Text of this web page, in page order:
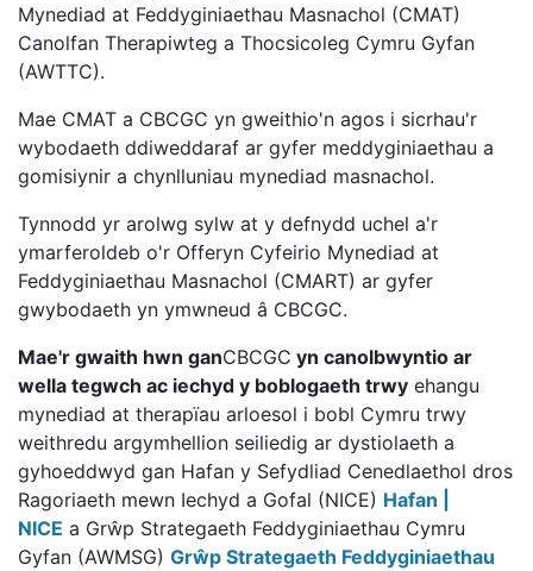
Mynediad at Feddyginiaethau Masnachol (CMAT)
Canolfan Therapiwteg a Thocsicoleg Cymru Gyfan
(AWTTC).
Mae CMAT a CBCGC yn gweithio'n agos i sicrhau'r
wybodaeth ddiweddaraf ar gyfer meddyginiaethau a
gomisiynir a chynlluniau mynediad masnachol.
Tynnodd yr arolwg sylw at y defnydd uchel a'r
ymarferoldeb o'r Offeryn Cyfeirio Mynediad at
Feddyginiaethau Masnachol (CMART) ar gyfer
gwybodaeth yn ymwneud â CBCGC.
Mae'r gwaith hwn ganCBCGC yn canolbwyntio ar
wella tegwch ac iechyd y boblogaeth trwy ehangu
mynediad at therapïau arloesol i bobl Cymru trwy
weithredu argymhellion seiliedig ar dystiolaeth a
gyhoeddwyd gan Hafan y Sefydliad Cenedlaethol dros
Ragoriaeth mewn Iechyd a Gofal (NICE) Hafan |
NICE a Grŵp Strategaeth Feddyginiaethau Cymru
Gyfan (AWMSG) Grŵp Strategaeth Feddyginiaethau